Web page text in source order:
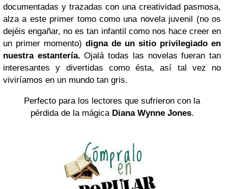
documentadas y trazadas con una creatividad pasmosa,
alza a este primer tomo como una novela juvenil (no os
dejéis engañar, no es tan infantil como nos hace creer en
un primer momento) digna de un sitio privilegiado en
nuestra estantería. Ojalá todas las novelas fueran tan
interesantes y divertidas como ésta, así tal vez no
viviríamos en un mundo tan gris.
Perfecto para los lectores que sufrieron con la
pérdida de la mágica Diana Wynne Jones.